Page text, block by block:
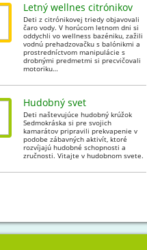
Letný wellnes citrónikov
Deti z citrónikovej triedy objavovali
čaro vody. V horúcom letnom dni si
oddychli vo wellness bazéniku, zažili
vodnú prehadzovačku s balónikmi a
prostredníctvom manipulácie s
drobnými predmetmi si precvičovali
motoriku…
Hudobný svet
Deti naštevujúce hudobný krúžok
Sedmokráska si pre svojich
kamarátov pripravili prekvapenie v
podobe zábavných aktivít, ktoré
rozvíjajú hudobné schopnosti a
zručnosti. Vitajte v hudobnom svete.